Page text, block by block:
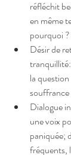
réfléchit
en même
pourquoi ?
Désir de
la
souffrance
Dialogue
une voix
paniquée;
fréquents,